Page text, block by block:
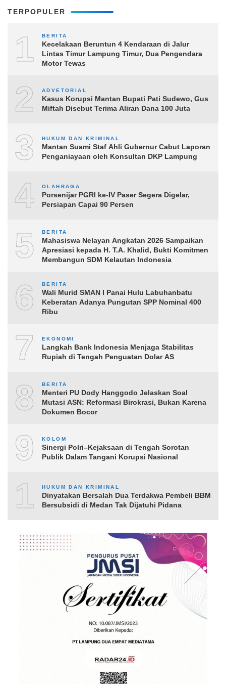
TERPOPULER
1 BERITA
Kecelakaan Beruntun 4 Kendaraan di Jalur
Lintas Timur Lampung Timur, Dua Pengendara
Motor Tewas
2 ADVETORIAL
Kasus Korupsi Mantan Bupati Pati Sudewo, Gus
Miftah Disebut Terima Aliran Dana 100 Juta
3 HUKUM DAN KRIMINAL
Mantan Suami Staf Ahli Gubernur Cabut Laporan
Penganiayaan oleh Konsultan DKP Lampung
4 OLAHRAGA
Porsenijar PGRI ke-IV Paser Segera Digelar,
Persiapan Capai 90 Persen
5 BERITA
Mahasiswa Nelayan Angkatan 2026 Sampaikan
Apresiasi kepada H. T.A. Khalid, Bukti Komitmen
Membangun SDM Kelautan Indonesia
6 BERITA
Wali Murid SMAN I Panai Hulu Labuhanbatu
Keberatan Adanya Pungutan SPP Nominal 400
Ribu
7 EKONOMI
Langkah Bank Indonesia Menjaga Stabilitas
Rupiah di Tengah Penguatan Dolar AS
8 BERITA
Menteri PU Dody Hanggodo Jelaskan Soal
Mutasi ASN: Reformasi Birokrasi, Bukan Karena
Dokumen Bocor
9 KOLOM
Sinergi Polri–Kejaksaan di Tengah Sorotan
Publik Dalam Tangani Korupsi Nasional
10HUKUM DAN KRIMINAL
Dinyatakan Bersalah Dua Terdakwa Pembeli BBM
Bersubsidi di Medan Tak Dijatuhi Pidana